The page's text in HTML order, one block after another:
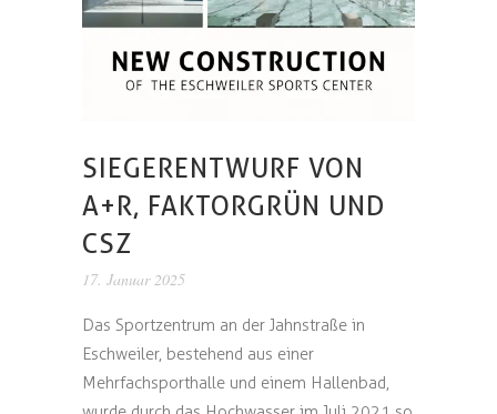
SIEGERENTWURF VON
A+R, FAKTORGRÜN UND
CSZ
17. Januar 2025
Das Sportzentrum an der Jahnstraße in
Eschweiler, bestehend aus einer
Mehrfachsporthalle und einem Hallenbad,